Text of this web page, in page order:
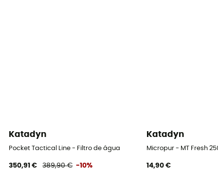
Katadyn
Pocket Tactical Line - Filtro de água
350,91 € 389,90 € -10%
Katadyn
Micropur - MT Fresh
14,90 €